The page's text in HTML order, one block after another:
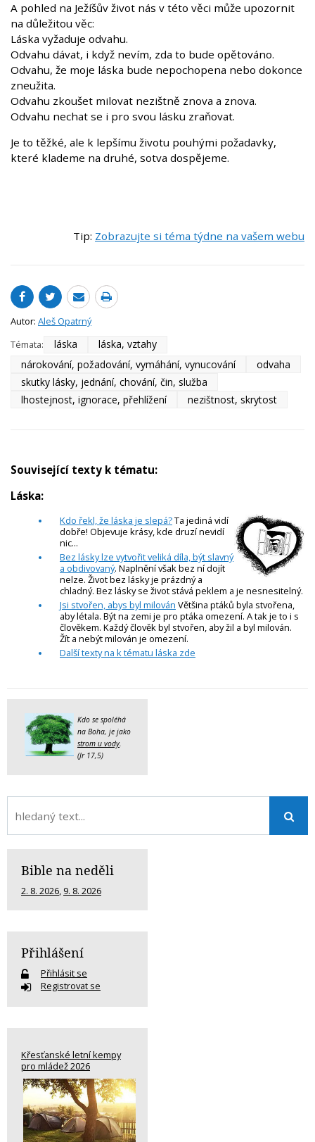
A pohled na Ježíšův život nás v této věci může upozornit
na důležitou věc:
Láska vyžaduje odvahu.
Odvahu dávat, i když nevím, zda to bude opětováno.
Odvahu, že moje láska bude nepochopena nebo dokonce
zneužita.
Odvahu zkoušet milovat nezištně znova a znova.
Odvahu nechat se i pro svou lásku zraňovat.
Je to těžké, ale k lepšímu životu pouhými požadavky,
které klademe na druhé, sotva dospějeme.
Tip: Zobrazujte si téma týdne na vašem webu
Autor: Aleš Opatrný
Témata:
láska
láska, vztahy
nárokování, požadování, vymáhání, vynucování
odvaha
skutky lásky, jednání, chování, čin, služba
lhostejnost, ignorace, přehlížení
nezištnost, skrytost
Související texty k tématu:
Láska:
Kdo řekl, že láska je slepá?Ta jediná vidí
dobře! Objevuje krásy, kde druzí nevidí
nic...
Bez lásky lze vytvořit veliká díla, být slavný
a obdivovaný. Naplnění však bez ní dojít
nelze. Život bez lásky je prázdný a
chladný. Bez lásky se život stává peklem a je nesnesitelný.
Jsi stvořen, abys byl milován Většina ptáků byla stvořena,
aby létala. Být na zemi je pro ptáka omezení. A tak je to i s
člověkem. Každý člověk byl stvořen, aby žil a byl milován.
Žít a nebýt milován je omezení.
Další texty na k tématu láska zde
Kdo se spoléhá
na Boha, je jako
strom u vody.
(Jr 17,5)
Bible na neděli
2. 8. 2026, 9. 8. 2026
Přihlášení
Přihlásit se
Registrovat se
Křesťanské letní kempy
pro mládež 2026